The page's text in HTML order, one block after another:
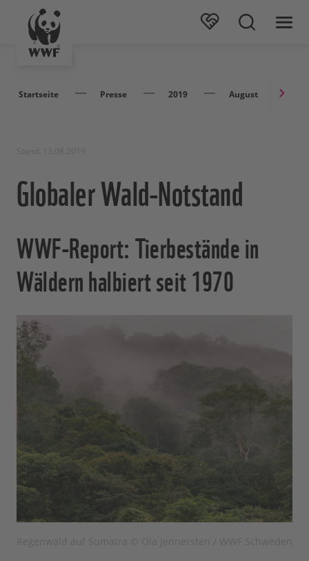
Startseite Presse 2019 August
Globaler Wald-Notstand
WWF-Report: Tierbestände in
Wäldern halbiert seit 1970